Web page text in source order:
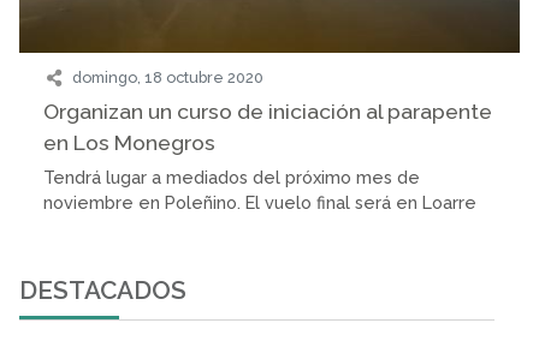
domingo, 18 octubre 2020
Organizan un curso de iniciación al parapente
en Los Monegros
Tendrá lugar a mediados del próximo mes de
noviembre en Poleñino. El vuelo final será en Loarre
DESTACADOS